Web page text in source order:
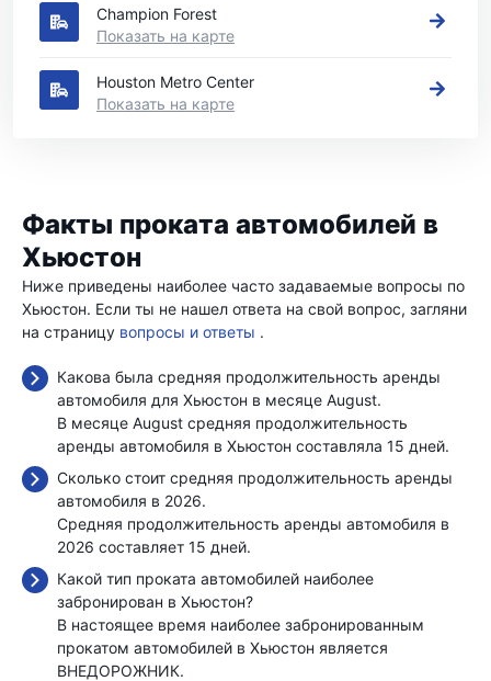
Champion Forest
Показать на карте
Houston Metro Center
Показать на карте
Факты проката автомобилей в
Хьюстон
Ниже приведены наиболее часто задаваемые вопросы по
Хьюстон. Если ты не нашел ответа на свой вопрос, загляни
на страницу вопросы и ответы .
Какова была средняя продолжительность аренды
автомобиля для Хьюстон в месяце August.
В месяце August средняя продолжительность
аренды автомобиля в Хьюстон составляла 15 дней.
Сколько стоит средняя продолжительность аренды
автомобиля в 2026.
Средняя продолжительность аренды автомобиля в
2026 составляет 15 дней.
Какой тип проката автомобилей наиболее
забронирован в Хьюстон?
В настоящее время наиболее забронированным
прокатом автомобилей в Хьюстон является
ВНЕДОРОЖНИК.